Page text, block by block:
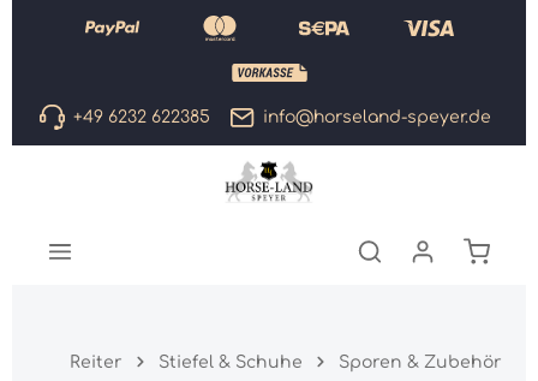
Zum Hauptinhalt springen
+49 6232 622385 info@horseland-speyer.de
Reiter Stiefel & Schuhe Sporen & Zubehör